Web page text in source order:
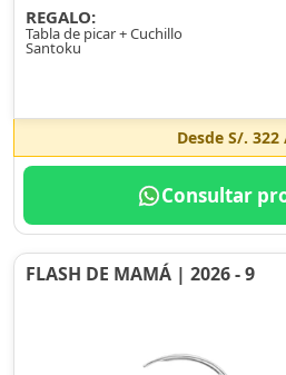
REGALO:
Tabla de picar + Cuchillo
Santoku
Desde S/. 322
Consultar
FLASH DE MAMÁ | 2026 - 9